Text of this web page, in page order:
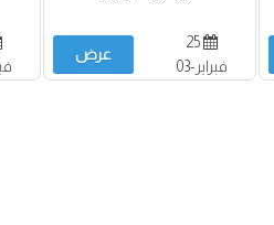
25
فبراير-03
عرض